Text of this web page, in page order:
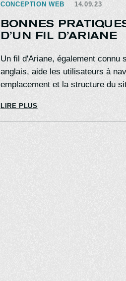
CONCEPTION WEB 14.09.23
BONNES
D’UN FIL D’ARIANE
Un fil d'Ariane, également connu
anglais, aide les utilisateurs à
emplacement et la structure du
LIRE PLUS